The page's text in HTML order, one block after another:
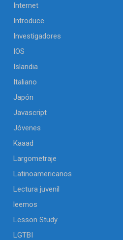
Internet
Introduce
Investigadores
IOS
Islandia
Italiano
Japón
Javascript
Jóvenes
Kaaad
Largometraje
Latinoamericanos
Lectura juvenil
leemos
Lesson Study
LGTBI